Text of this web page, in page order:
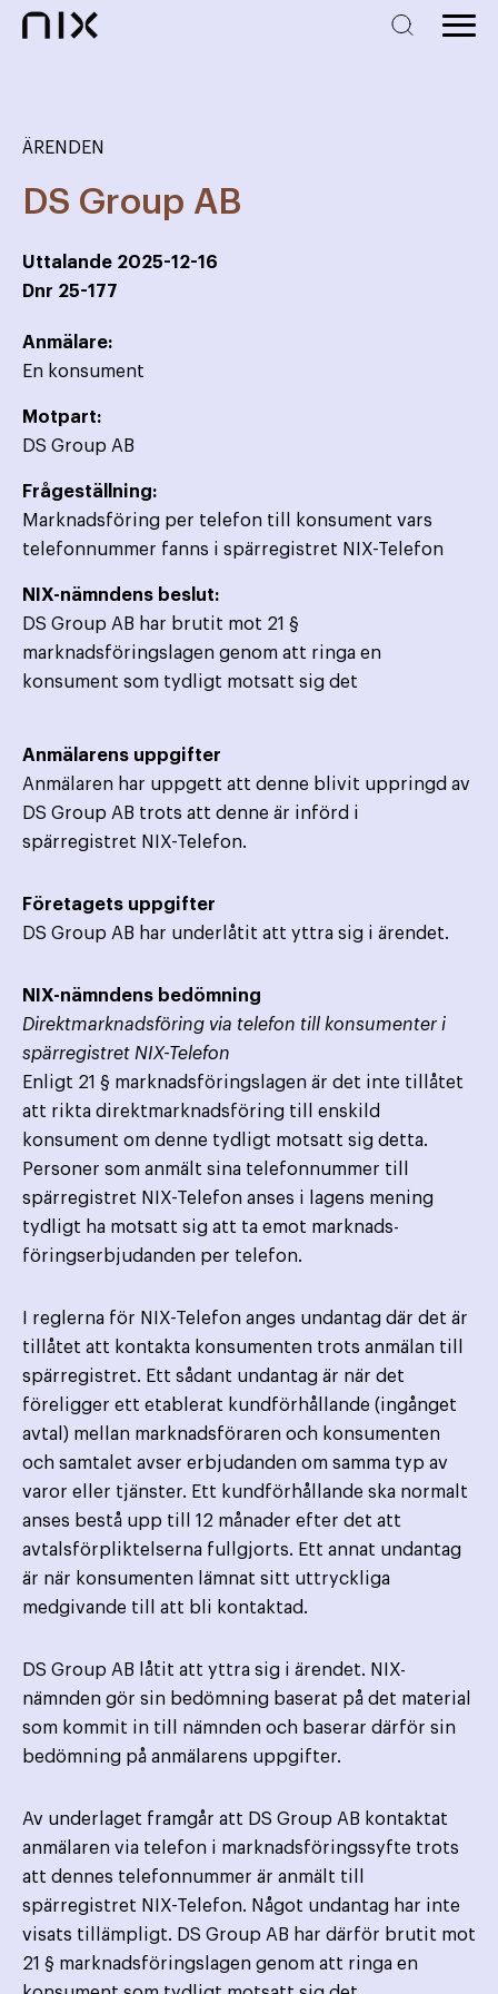
ÄRENDEN
DS Group AB
Uttalande 2025-12-16
Dnr 25-177
Anmälare:
En konsument
Motpart:
DS Group AB
Frågeställning:
Marknadsföring per telefon till konsument vars
telefonnummer fanns i spärregistret NIX-Telefon
NIX-nämndens beslut:
DS Group AB har brutit mot 21 §
marknadsföringslagen genom att ringa en
konsument som tydligt motsatt sig det
Anmälarens uppgifter
Anmälaren har uppgett att denne blivit uppringd av
DS Group AB trots att denne är införd i
spärregistret NIX-Telefon.
Företagets uppgifter
DS Group AB har underlåtit att yttra sig i ärendet.
NIX-nämndens bedömning
Direktmarknadsföring via telefon till konsumenter i
spärregistret NIX-Telefon
Enligt 21 § marknadsföringslagen är det inte tillåtet
att rikta direktmarknadsföring till enskild
konsument om denne tydligt motsatt sig detta.
Personer som anmält sina telefonnummer till
spärregistret NIX-Telefon anses i lagens mening
tydligt ha motsatt sig att ta emot marknads­
föringserbjudanden per telefon.
I reglerna för NIX-Telefon anges undantag där det är
tillåtet att kontakta konsumenten trots anmälan till
spärregistret. Ett sådant undantag är när det
föreligger ett etablerat kundförhållande (ingånget
avtal) mellan marknads­föraren och konsumenten
och samtalet avser erbjudanden om samma typ av
varor eller tjänster. Ett kund­förhållande ska normalt
anses bestå upp till 12 månader efter det att
avtalsförpliktelserna fullgjorts. Ett annat undantag
är när konsumenten lämnat sitt uttryckliga
medgivande till att bli kontaktad.
DS Group AB låtit att yttra sig i ärendet. NIX-
nämnden gör sin bedömning baserat på det material
som kommit in till nämnden och baserar därför sin
bedömning på anmälarens uppgifter.
Av underlaget framgår att DS Group AB kontaktat
anmälaren via telefon i marknadsföringssyfte trots
att dennes telefonnummer är anmält till
spärregistret NIX-Telefon. Något undantag har inte
visats tillämpligt. DS Group AB har därför brutit mot
21 § marknadsföringslagen genom att ringa en